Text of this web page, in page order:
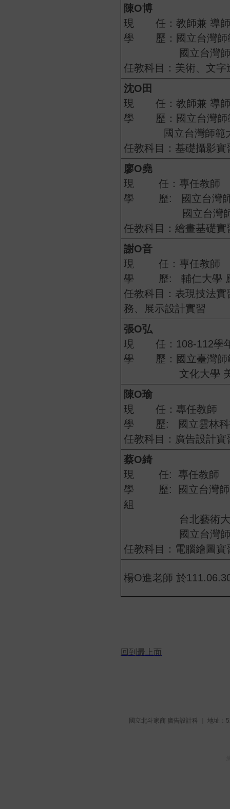
陳O博
現 任：教師兼 導
學 歷：國立台灣師
國立台灣師範
任教科目：美術、文
沈O田
現 任：教師兼 導師
學 歷：國立台灣師
國立台灣師範大
任教科目：基礎攝影
廖O堯
現 任：專任教師
學 歷: 國立台灣師
國立台灣師範
任教科目：繪畫基礎實
謝O音
現 任：專任教師
學 歷: 輔仁大學 應
任教科目：表現技法
務、展示設計實習
張O弘
現 任：108-112學
學 歷：國立臺灣師
文化大學 美
陳O瑜
現 任：專任教師
學 歷: 國立雲林科
任教科目：廣告設計
蔡O綺
現 任: 專任教師
學 歷: 國立台灣師範
組
台北藝術大學
國立台灣師範大
任教科目：電腦繪圖
楊O進老師 於
回到最上面
國立北斗家商 廣告設計科 ｜ 地址